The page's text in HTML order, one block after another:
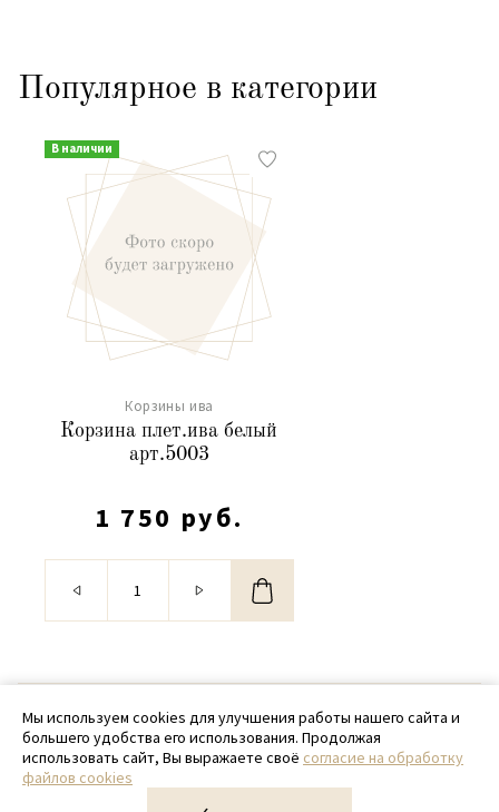
Популярное в категории
В наличии
Корзины ива
Корзина плет.ива белый
арт.5003
1 750 руб.
© 2020 - 2026 SamPack
+ 7 (918) 699-97-87
zakaz@sampack.store
Мы используем cookies для улучшения работы нашего сайта и
большего удобства его использования. Продолжая
использовать сайт, Вы выражаете своё согласие на обработку
файлов cookies